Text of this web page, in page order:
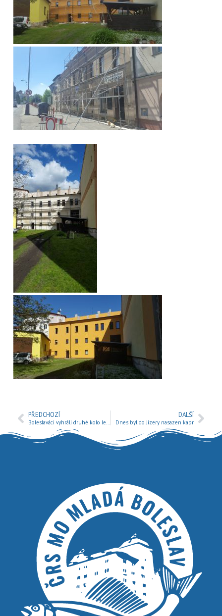
PŘEDCHOZÍ
Boleslaváci vyhráli druhé kolo letošní přívlačové extraligy
DALŠÍ
Dnes byl do Jizery nasazen kapr